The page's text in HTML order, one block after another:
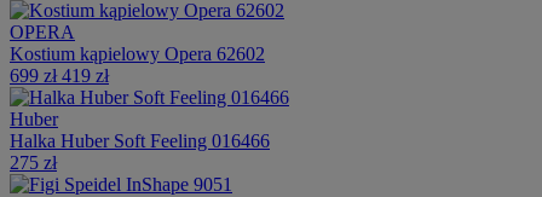
OPERA
Kostium kąpielowy Opera 62602
699 zł 419 zł
Huber
Halka Huber Soft Feeling 016466
275 zł